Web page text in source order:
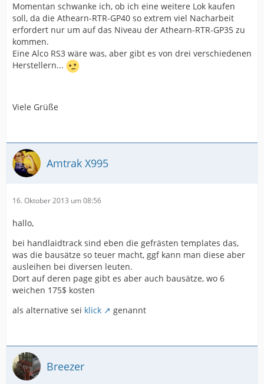
Momentan schwanke ich, ob ich eine weitere Lok kaufen
soll, da die Athearn-RTR-GP40 so extrem viel Nacharbeit
erfordert nur um auf das Niveau der Athearn-RTR-GP35 zu
kommen.
Eine Alco RS3 wäre was, aber gibt es von drei verschiedenen
Herstellern...
Viele Grüße
Amtrak X995
16. Oktober 2013 um 08:56
hallo,
bei handlaidtrack sind eben die gefrästen templates das,
was die bausätze so teuer macht, ggf kann man diese aber
ausleihen bei diversen leuten.
Dort auf deren page gibt es aber auch bausätze, wo 6
weichen 175$ kosten
als alternative sei klick genannt
Breezer